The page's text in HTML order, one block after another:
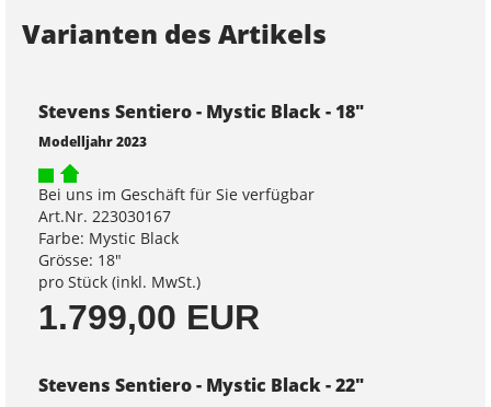
Varianten des Artikels
Stevens Sentiero - Mystic Black - 18"
Modelljahr 2023
Bei uns im Geschäft für Sie verfügbar
Art.Nr. 223030167
Farbe: Mystic Black
Grösse: 18"
pro Stück (inkl. MwSt.)
1.799,00 EUR
Stevens Sentiero - Mystic Black - 22"